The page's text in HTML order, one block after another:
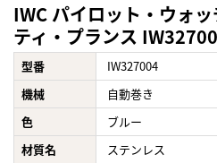
IWC パイロット・ウォ
ティ・プランス
型番
IW327004
機械
自動巻き
色
ブルー
材質名
ステンレス